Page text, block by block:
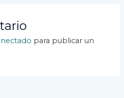
para publicar un